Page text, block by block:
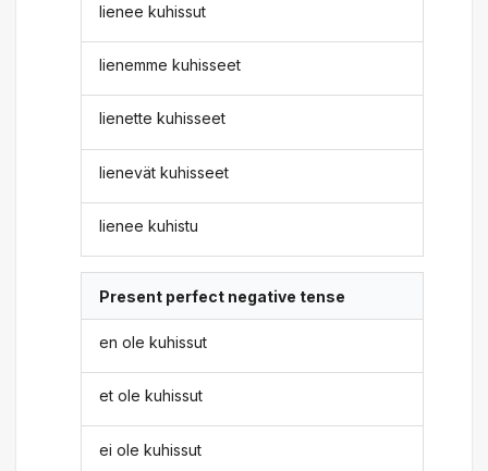
lienee kuhissut
lienemme kuhisseet
lienette kuhisseet
lienevät kuhisseet
lienee kuhistu
Present perfect negative tense
en ole kuhissut
et ole kuhissut
ei ole kuhissut